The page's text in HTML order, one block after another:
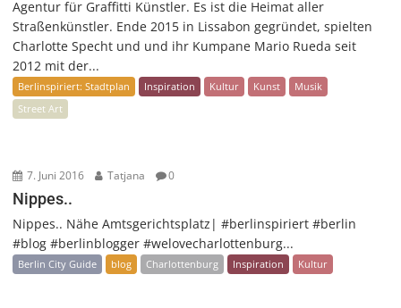
Agentur für Graffitti Künstler. Es ist die Heimat aller
Straßenkünstler. Ende 2015 in Lissabon gegründet, spielten
Charlotte Specht und und ihr Kumpane Mario Rueda seit
2012 mit der...
Berlinspiriert: Stadtplan Inspiration Kultur Kunst
Musik
Street Art
7. Juni 2016 Tatjana 0
Nippes..
Nippes.. Nähe Amtsgerichtsplatz| #berlinspiriert #berlin
#blog #berlinblogger #welovecharlottenburg...
Berlin City Guide blog Charlottenburg Inspiration Kultur